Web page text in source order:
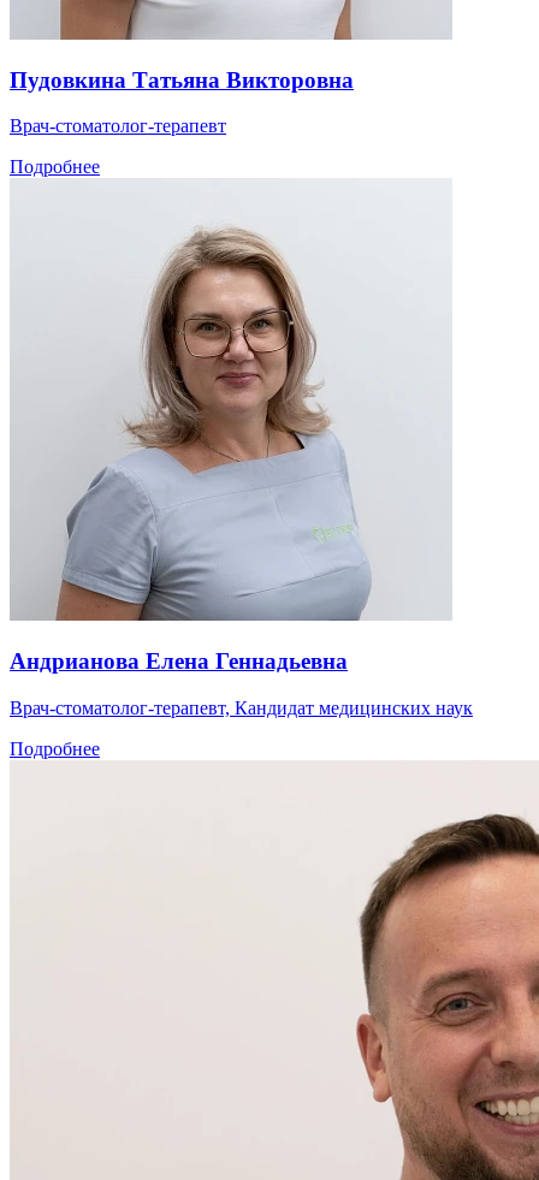
Пудовкина Татьяна Викторовна
Врач-стоматолог-терапевт
Подробнее
Андрианова Елена Геннадьевна
Врач-стоматолог-терапевт, Кандидат медицинских наук
Подробнее